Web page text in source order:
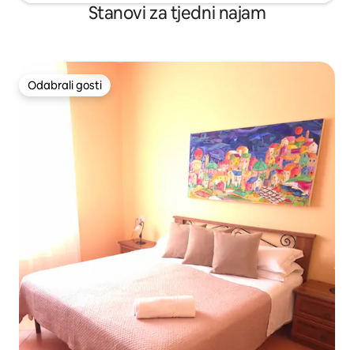
Stanovi za tjedni najam
Odabrali gosti
Odabrali gosti